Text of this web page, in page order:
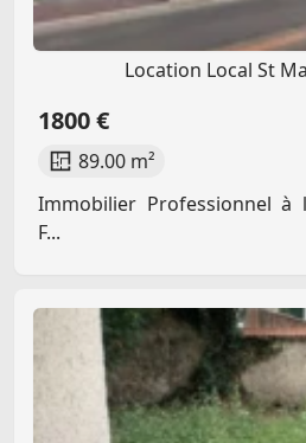
Location Local St
1800 €
89.00 m²
Immobilier Professionnel à
F...